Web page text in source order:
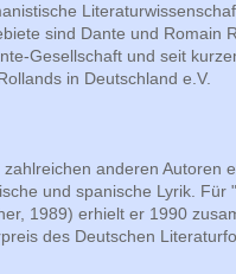
sind Dante und Romain
Gesellschaft und seit
in Deutschland e.V.
anderen Autoren
und spanische Lyrik. Für
1989) erhielt er 1990
des Deutschen